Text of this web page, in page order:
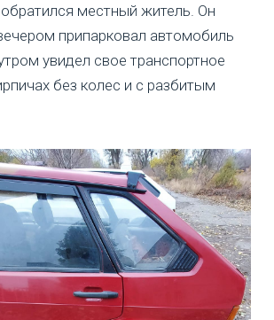
обратился местный житель. Он
припарковал автомобиль
увидел свое транспортное
без колес и с разбитым